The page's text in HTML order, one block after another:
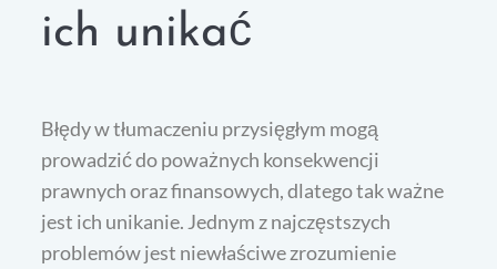
ich unikać
Błędy w tłumaczeniu przysięgłym mogą
prowadzić do poważnych konsekwencji
prawnych oraz finansowych, dlatego tak ważne
jest ich unikanie. Jednym z najczęstszych
problemów jest niewłaściwe zrozumienie